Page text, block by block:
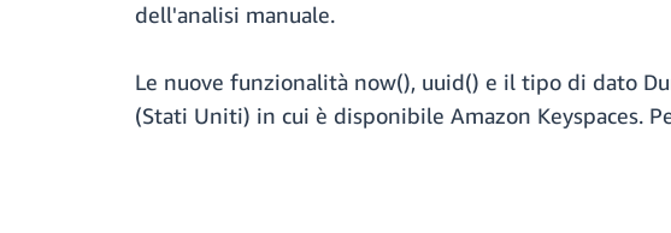
dell'analisi manuale.
Le nuove funzionalità now(), uuid() e il tipo di dato
(Stati Uniti) in cui è disponibile Amazon Keyspaces.